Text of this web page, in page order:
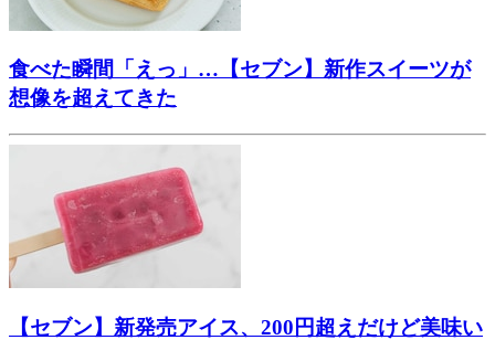
食べた瞬間「えっ」…【セブン】新作スイーツが
想像を超えてきた
【セブン】新発売アイス、200円超えだけど美味い